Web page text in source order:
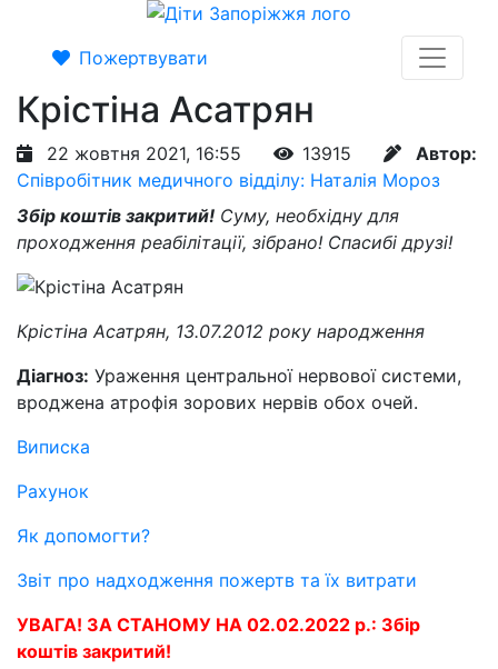
Пожертвувати
Крістіна Асатрян
22 жовтня 2021, 16:55 13915
Автор:
Співробітник медичного відділу: Наталія Мороз
Збір коштів закритий! Суму, необхідну для
проходження реабілітації, зібрано! Спасибі друзі!
Крістіна Асатрян, 13.07.2012 року народження
Діагноз: Ураження центральної нервової системи,
вроджена атрофія зорових нервів обох очей.
Виписка
Рахунок
Як допомогти?
Звіт про надходження пожертв та їх витрати
УВАГА! ЗА СТАНОМУ НА 02.02.2022 р.: Збір
коштів закритий!